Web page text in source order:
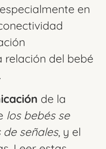
en
del bebé
de la
los bebés se
señales, y el